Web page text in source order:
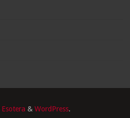
Esotera & WordPress.